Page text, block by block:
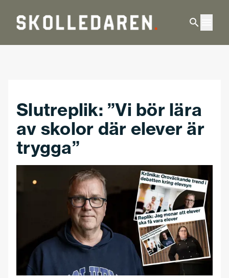
Slutreplik: ”Vi bör lära
av skolor där elever är
trygga”